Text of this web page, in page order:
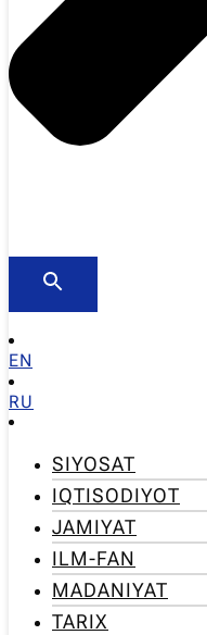
EN
RU
SIYOSAT
IQTISODIYOT
JAMIYAT
ILM-FAN
MADANIYAT
TARIX